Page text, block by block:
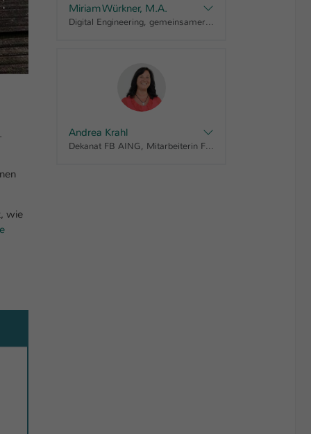
wie
Miriam Würkner, M.A.
Digital Engineering, gemeinsamer Ausschuss mit IMST, Gleichstellungsbeauftragte FB AING, Studiengangskoordinatorin
Andrea Krahl
Dekanat FB AING, Mitarbeiterin FB AING